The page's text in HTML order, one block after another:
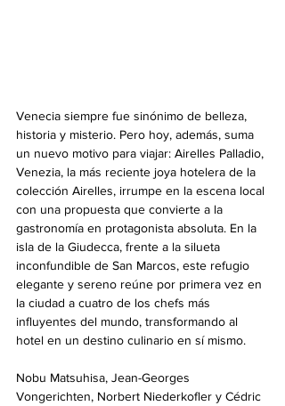
Venecia siempre fue sinónimo de belleza,
historia y misterio. Pero hoy, además, suma
un nuevo motivo para viajar: Airelles Palladio,
Venezia, la más reciente joya hotelera de la
colección Airelles, irrumpe en la escena local
con una propuesta que convierte a la
gastronomía en protagonista absoluta. En la
isla de la Giudecca, frente a la silueta
inconfundible de San Marcos, este refugio
elegante y sereno reúne por primera vez en
la ciudad a cuatro de los chefs más
influyentes del mundo, transformando al
hotel en un destino culinario en sí mismo.
Nobu Matsuhisa, Jean-Georges
Vongerichten, Norbert Niederkofler y Cédric